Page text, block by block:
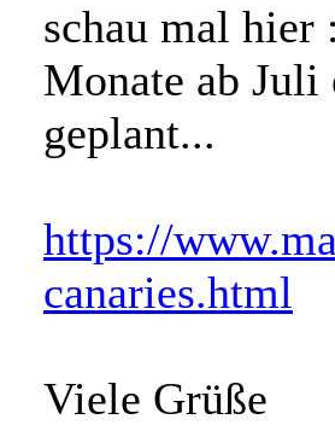
schau mal
Monate ab Juli
geplant...
https://
canaries.html
Viele Grüße